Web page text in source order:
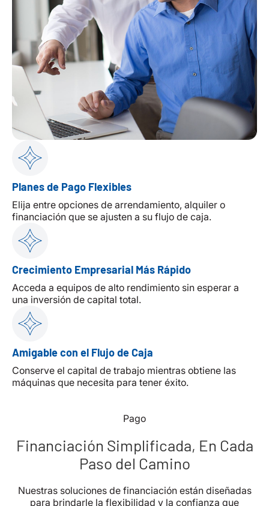
Planes de Pago Flexibles
Elija entre opciones de arrendamiento, alquiler o
financiación que se ajusten a su flujo de caja.
Crecimiento Empresarial Más Rápido
Acceda a equipos de alto rendimiento sin esperar a
una inversión de capital total.
Amigable con el Flujo de Caja
Conserve el capital de trabajo mientras obtiene las
máquinas que necesita para tener éxito.
Pago
Financiación Simplificada, En Cada
Paso del Camino
Nuestras soluciones de financiación están diseñadas
para brindarle la flexibilidad y la confianza que